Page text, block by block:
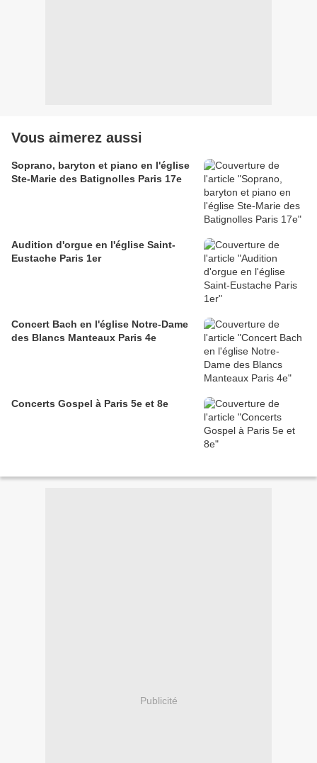
Vous aimerez aussi
Soprano, baryton et piano en l'église
Ste-Marie des Batignolles Paris 17e
Audition d'orgue en l'église Saint-
Eustache Paris 1er
Concert Bach en l'église Notre-Dame
des Blancs Manteaux Paris 4e
Concerts Gospel à Paris 5e et 8e
Publicité